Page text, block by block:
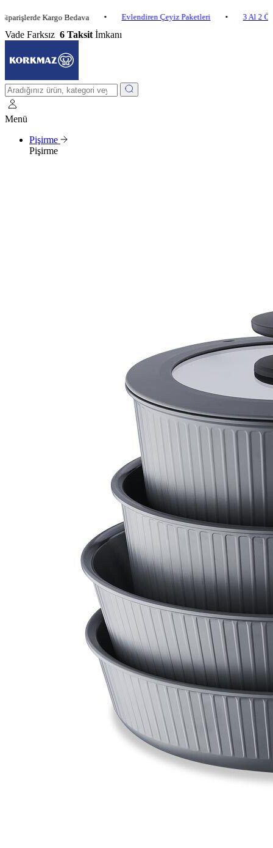
Kargo Bedava • Evlendiren Çeyiz Paketleri • 3 Al 2 Öde •
Vade Farksız 6 Taksit İmkanı
Menü
Pişirme
Pişirme